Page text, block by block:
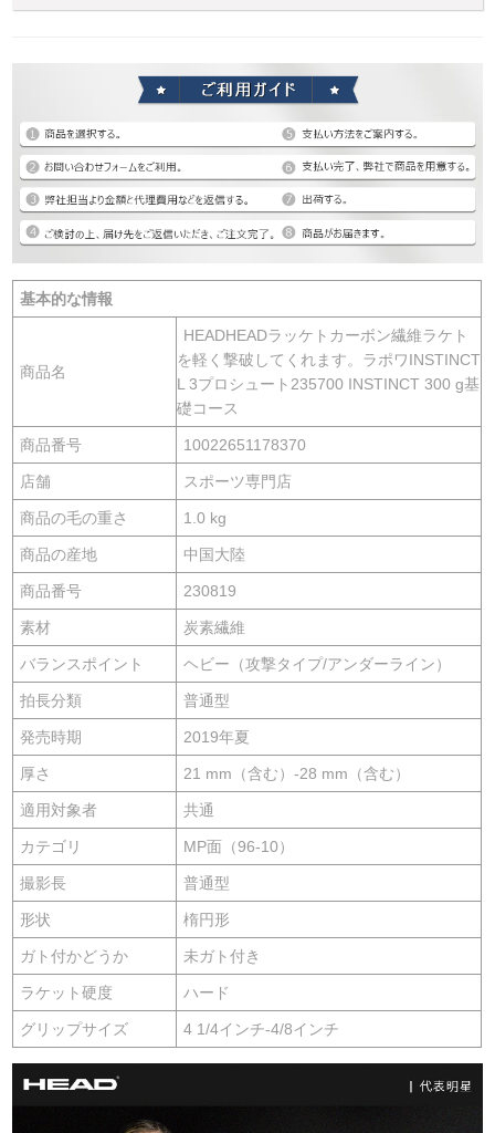
基本的な情報
商品名
HEADHEADラッケトカーボン繊維ラケト
を軽く撃破してくれます。ラポワINSTINCT
L 3プロシュート235700 INSTINCT 300 g基
礎コース
商品番号 10022651178370
店舗 スポーツ専門店
商品の毛の重さ 1.0 kg
商品の産地 中国大陸
商品番号 230819
素材 炭素繊維
バランスポイント ヘビー（攻撃タイプ/アンダーライン）
拍長分類 普通型
発売時期 2019年夏
厚さ 21 mm（含む）-28 mm（含む）
適用対象者 共通
カテゴリ MP面（96-10）
撮影長 普通型
形状 楕円形
ガト付かどうか 未ガト付き
ラケット硬度 ハード
グリップサイズ 4 1/4インチ-4/8インチ